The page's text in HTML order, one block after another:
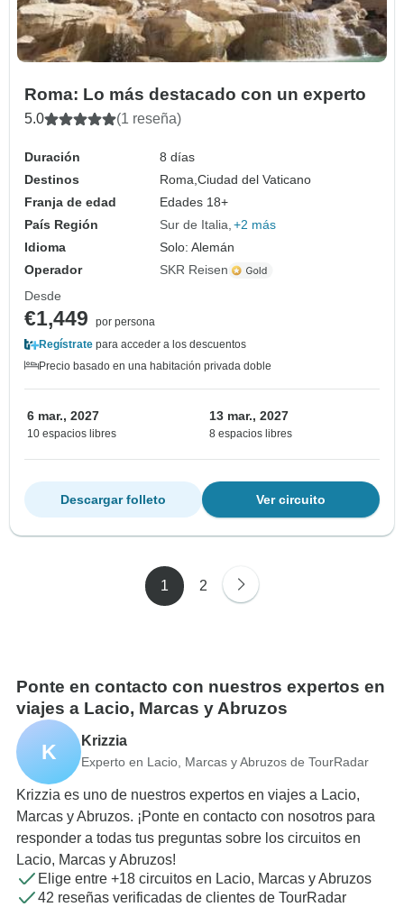
Roma: Lo más destacado con un experto
5.0 (1 reseña)
Duración
8 días
Destinos
Roma,Ciudad del Vaticano
Franja de edad
Edades 18+
País Región
Sur de Italia +2 más
Idioma
Solo: Alemán
Operador
SKR Reisen
Desde
€1,449
por persona
Regístrate para acceder a los descuentos
Precio basado en una habitación privada doble
6 mar., 2027
10 espacios libres
13 mar., 2027
8 espacios libres
Ver circuito
Descargar folleto
1 2
Ponte en contacto con nuestros expertos en
viajes a Lacio, Marcas y Abruzos
K Krizzia
Experto en Lacio, Marcas y Abruzos de TourRadar
Krizzia es uno de nuestros expertos en viajes a Lacio,
Marcas y Abruzos. ¡Ponte en contacto con nosotros para
responder a todas tus preguntas sobre los circuitos en
Lacio, Marcas y Abruzos!
Elige entre +18 circuitos en Lacio, Marcas y Abruzos
42 reseñas verificadas de clientes de TourRadar